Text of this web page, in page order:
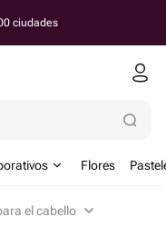
ciudades
Flores
el cabello